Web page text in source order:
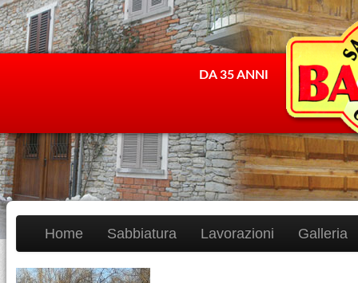
DA 35 ANNI
Home Sabbiatura Lavorazioni Galleria